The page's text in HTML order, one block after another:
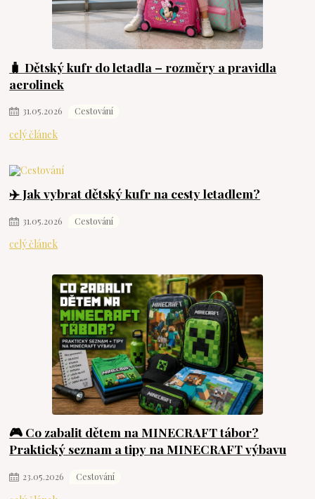
🧳 Dětský kufr do letadla – rozměry a pravidla
aerolinek
31.05.2026 Cestování
celý článek
✈️ Jak vybrat dětský kufr na cesty letadlem?
31.05.2026 Cestování
celý článek
🎮 Co zabalit dětem na MINECRAFT tábor?
Praktický seznam a tipy na MINECRAFT výbavu
23.05.2026 Cestování